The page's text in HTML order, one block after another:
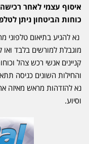
איסוף עצמי לאחר
כוחות הביטחון ניתן
נא להגיע בתיאום
מוגבלת למורשים בלבד ואו
קניינים אנשי רכש צהל
והחילות השונים כניסה
נא להזדהות מראש מאיזה
וסיוע.